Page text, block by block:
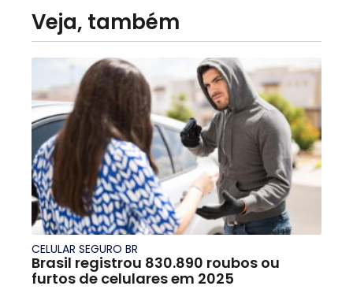
Veja, também
CELULAR SEGURO BR
Brasil registrou 830.890 roubos ou
furtos de celulares em 2025